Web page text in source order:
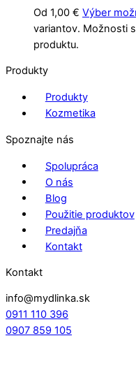
Od 1,00 € Výber
variantov. Možnosti
produktu.
Produkty
Produkty
Kozmetika
Spoznajte nás
Spolupráca
O nás
Blog
Použitie produktov
Predajňa
Kontakt
Kontakt
info@mydlinka.sk
0911 110 396
0907 859 105